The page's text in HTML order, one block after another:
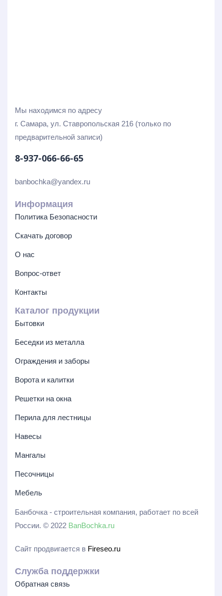
Мы находимся по адресу
г. Самара, ул. Ставропольская 216 (только по
предварительной записи)
8-937-066-66-65
banbochka@yandex.ru
Информация
Политика Безопасности
Скачать договор
О нас
Вопрос-ответ
Контакты
Каталог продукции
Бытовки
Беседки из металла
Ограждения и заборы
Ворота и калитки
Решетки на окна
Перила для лестницы
Навесы
Мангалы
Песочницы
Мебель
Банбочка - строительная компания, работает по всей
России. © 2022 BanBochka.ru
Сайт продвигается в Fireseo.ru
Служба поддержки
Обратная связь